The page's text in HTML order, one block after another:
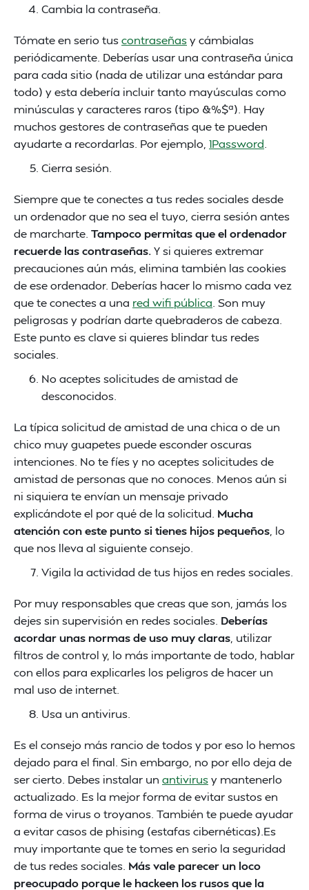
Cambia la contraseña.
Tómate en serio tuscontraseñasy cámbialas
periódicamente. Deberías usar una contraseña única
para cada sitio (nada de utilizar una estándar para
todo) y esta debería incluir tanto mayúsculas como
minúsculas y caracteres raros (tipo &%$ª). Hay
muchos gestores de contraseñas que te pueden
ayudarte a recordarlas. Por ejemplo, 1Password
Cierra sesión.
Siempre que te conectes a tus redes sociales desde
un ordenador que no sea el tuyo, cierra sesión antes
de marcharte. Tampoco permitas que el ordenador
recuerde las contraseñas. Y si quieres extremar
precauciones aún más, elimina también las cookies
de ese ordenador. Deberías hacer lo mismo cada vez
que te conectes a una red wifi pública . Son muy
peligrosas y podrían darte quebraderos de cabeza.
Este punto es clave si quieres blindar tus redes
sociales.
No aceptes solicitudes de amistad de
desconocidos.
La típica solicitud de amistad de una chica o de un
chico muy guapetes puede esconder oscuras
intenciones. No te fíes y no aceptes solicitudes de
amistad de personas que no conoces. Menos aún si
ni siquiera te envían un mensaje privado
explicándote el por qué de la solicitud. Mucha
atención con este punto si tienes hijos pequeños , lo
que nos lleva al siguiente consejo.
Vigila la actividad de tus hijos en redes sociales.
Por muy responsables que creas que son, jamás los
dejes sin supervisión en redes sociales. Deberías
acordar unas normas de uso muy claras , utilizar
filtros de control y, lo más importante de todo, hablar
con ellos para explicarles los peligros de hacer un
mal uso de internet.
Usa un antivirus.
Es el consejo más rancio de todos y por eso lo hemos
dejado para el final. Sin embargo, no por ello deja de
ser cierto. Debes instalar un antivirusy mantenerlo
actualizado. Es la mejor forma de evitar sustos en
forma de virus o troyanos. También te puede ayudar
a evitar casos de phising (estafas cibernéticas).Es
muy importante que te tomes en serio la seguridad
de tus redes sociales. Más vale parecer un loco
preocupado porque le hackeen los rusos que la